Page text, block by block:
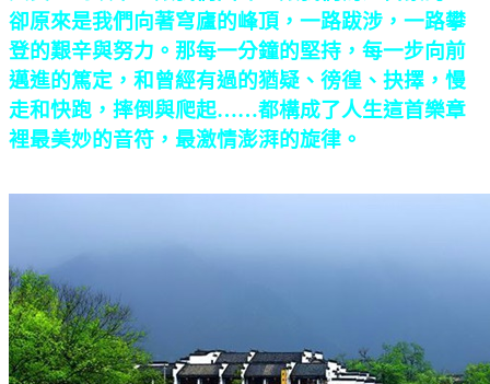
卻原來是我們向著穹廬的峰頂，一路跋涉，一路攀
登的艱辛與努力。那每一分鐘的堅持，每一步向前
邁進的篤定，和曾經有過的猶疑、徬徨、抉擇，慢
走和快跑，摔倒與爬起……都構成了人生這首樂章
裡最美妙的音符，最激情澎湃的旋律。